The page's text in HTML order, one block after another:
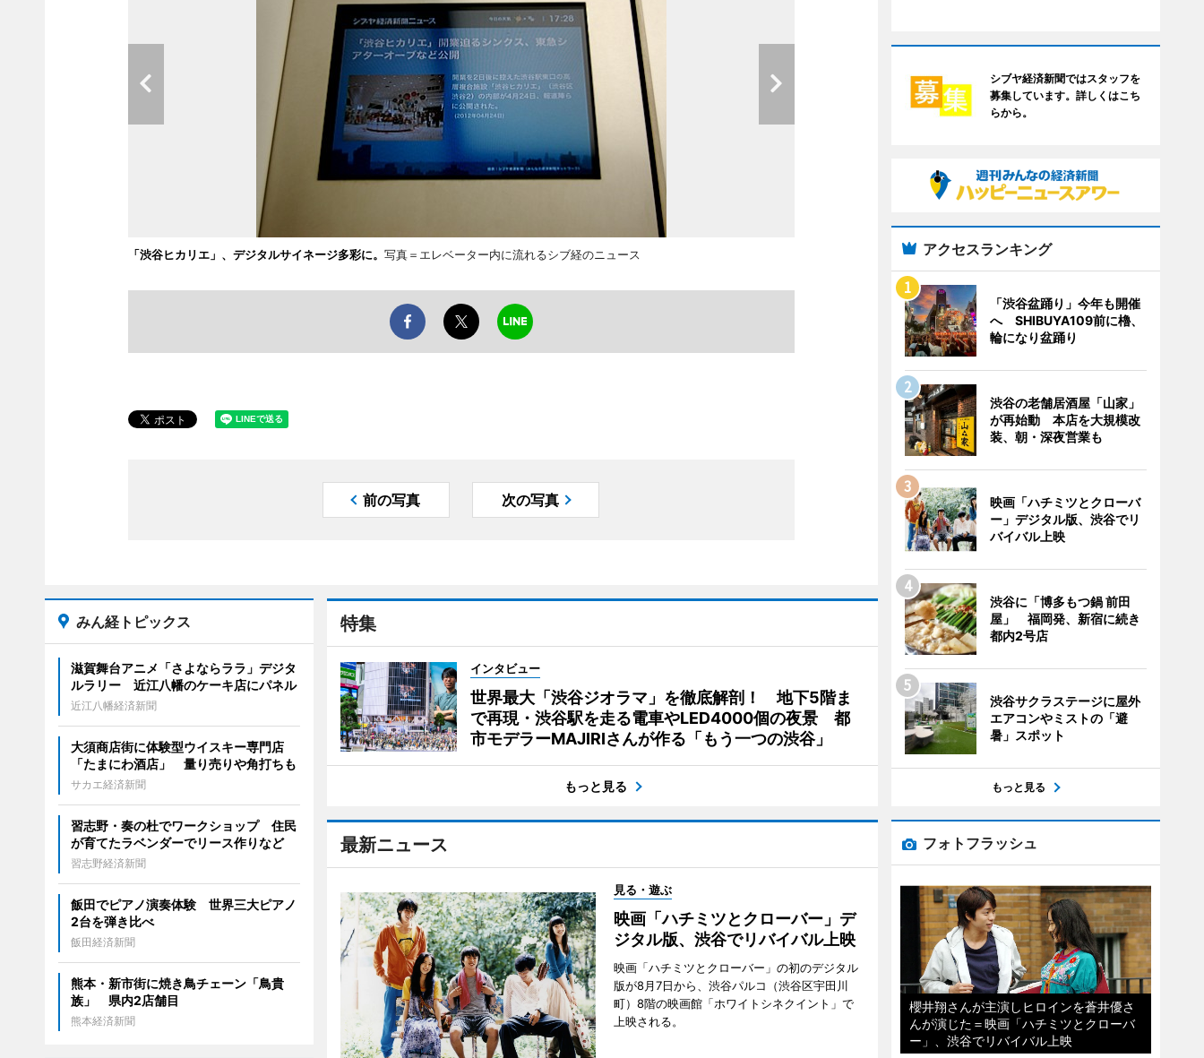
「渋谷ヒカリエ」、デジタルサイネージ多彩に。 写真＝エレベーター内に流れるシブ経のニュース
前の写真 次の写真
特集
インタビュー
世界最大「渋谷ジオラマ」を徹底解剖！ 地下5階ま
で再現・渋谷駅を走る電車やLED4000個の夜景 都
市モデラーMAJIRIさんが作る「もう一つの渋谷」
もっと見る
最新ニュース
見る・遊ぶ
映画「ハチミツとクローバー」デ
ジタル版、渋谷でリバイバル上映
映画「ハチミツとクローバー」の初のデジタル
版が8月7日から、渋谷パルコ（渋谷区宇田川
町）8階の映画館「ホワイトシネクイント」で
上映される。
みん経トピックス
滋賀舞台アニメ「さよならララ」デジタ
ルラリー 近江八幡のケーキ店にパネル
近江八幡経済新聞
大須商店街に体験型ウイスキー専門店
「たまにわ酒店」 量り売りや角打ちも
サカエ経済新聞
習志野・奏の杜でワークショップ 住民
が育てたラベンダーでリース作りなど
習志野経済新聞
飯田でピアノ演奏体験 世界三大ピアノ
2台を弾き比べ
飯田経済新聞
熊本・新市街に焼き鳥チェーン「鳥貴
族」 県内2店舗目
熊本経済新聞
シブヤ経済新聞ではスタッフを
募集しています。詳しくはこち
らから。
アクセスランキング
「渋谷盆踊り」今年も開催
へ SHIBUYA109前に櫓、
輪になり盆踊り
渋谷の老舗居酒屋「山家」
が再始動 本店を大規模改
装、朝・深夜営業も
映画「ハチミツとクローバ
ー」デジタル版、渋谷でリ
バイバル上映
渋谷に「博多もつ鍋 前田
屋」 福岡発、新宿に続き
都内2号店
渋谷サクラステージに屋外
エアコンやミストの「避
暑」スポット
もっと見る
フォトフラッシュ
櫻井翔さんが主演しヒロインを蒼井優さ
んが演じた＝映画「ハチミツとクローバ
ー」、渋谷でリバイバル上映